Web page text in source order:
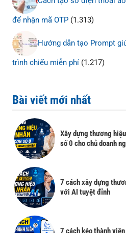
để nhận mã OTP (1.313)
Hướng dẫn tạo Prompt
trình chiếu miễn phí (1.217)
Bài viết mới nhất
Xây dựng thương
số 0 cho chủ doanh
7 cách xây dựng
với AI tuyệt đỉnh
7 cách kéo thành